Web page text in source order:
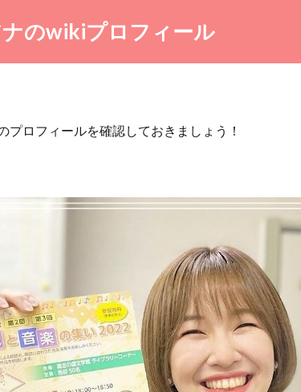
のwikiプロフィール
プロフィールを確認しておきましょう！